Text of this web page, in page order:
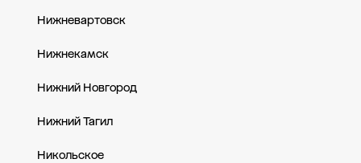
Нижневартовск
Нижнекамск
Нижний Новгород
Нижний Тагил
Никольское